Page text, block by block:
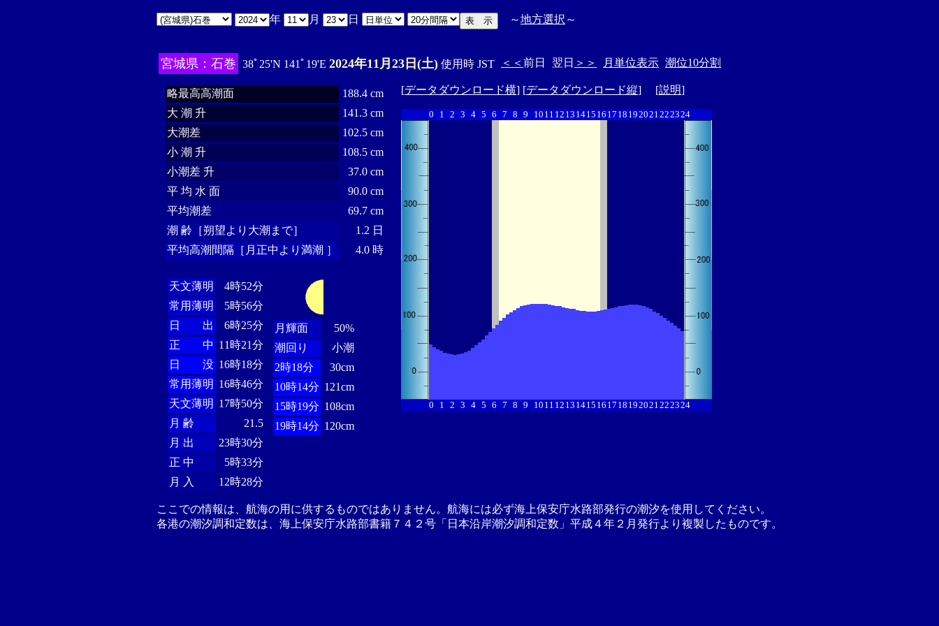
年 月 日 ～地方選択 ～
宮城県：石巻 38ﾟ25'N 141ﾟ19'E 2024年11月23日(土) 使用時 JST ＜＜ 前日 翌日 ＞＞ 月単位表示 潮位10分割
略最高高潮面
188.4 cm
大 潮 升
141.3 cm
大潮差
102.5 cm
小 潮 升
108.5 cm
小潮差 升
37.0 cm
平 均 水 面
90.0 cm
平均潮差
69.7 cm
潮 齢［朔望より大潮まで］
1.2 日
平均高潮間隔［月正中より満潮 ］
4.0 時
天文薄明
4時52分
常用薄明
5時56分
日 出
6時25分
正 中 11時21分
日 没 16時18分
常用薄明 16時46分
天文薄明 17時50分
月 齢
21.5
月 出
23時30分
正 中
5時33分
月 入
12時28分
月輝面
50%
潮回り
小潮
2時18分
30cm
10時14分 121cm
15時19分 108cm
19時14分 120cm
[データダウンロード横] [データダウンロード縦] [説明]
0 1 2 3 4 5 6 7 8 9 10 11 12 13 1415 16 17 18 192021222324
0 1 2 3 4 5 6 7 8 9 10 11 12 13 1415 16 17 18 192021222324
ここでの情報は、航海の用に供するものではありません。航海には必ず海上保安庁水路部発行の潮汐を使用してください。
各港の潮汐調和定数は、海上保安庁水路部書籍７４２号「日本沿岸潮汐調和定数」平成４年２月発行より複製したものです。